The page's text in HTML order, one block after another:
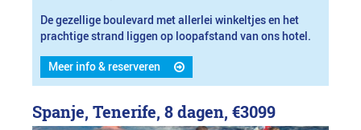
De gezellige boulevard met allerlei winkeltjes en het
prachtige strand liggen op loopafstand van ons hotel.
Meer info & reserveren
Spanje, Tenerife, 8 dagen, €3099